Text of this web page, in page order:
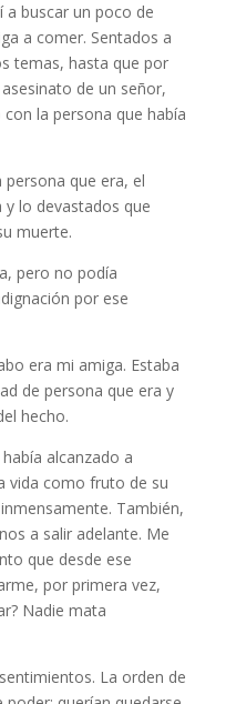
a buscar un poco de
a comer. Sentados a
temas, hasta que por
de un señor,
la persona que había
que era, el
lo devastados que
muerte.
pero no podía
por ese
era mi amiga. Estaba
de persona que era y
hecho.
alcanzado a
vida como fruto de su
También,
a salir adelante. Me
que desde ese
por primera vez,
Nadie mata
La orden de